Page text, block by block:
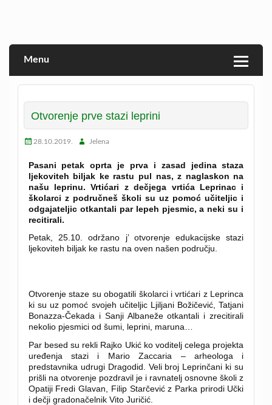
Menu
Otvorenje prve stazi leprini
28.10.2019. Jelena
Pasani petak oprta je prva i zasad jedina staza
ljekoviteh biljak ke rastu pul nas, z naglaskon na
našu leprinu. Vrtićari z dečjega vrtića Leprinac i
školarci z područneš školi su uz pomoć učiteljic i
odgajateljic otkantali par lepeh pjesmic, a neki su i
recitirali.
Petak, 25.10. održano j’ otvorenje edukacijske stazi
ljekoviteh biljak ke rastu na oven našen području.
Otvorenje staze su obogatili školarci i vrtićari z Leprinca
ki su uz pomoć svojeh učiteljic Ljiljani Božičević, Tatjani
Bonazza-Čekada i Sanji Albaneže otkantali i zrecitirali
nekolio pjesmici od šumi, leprini, maruna…
Par besed su rekli Rajko Ukić ko voditelj celega projekta
uređenja stazi i Mario Zaccaria – arheologa i
predstavnika udrugi Dragodid. Veli broj Leprinčani ki su
prišli na otvorenje pozdravil je i ravnatelj osnovne školi z
Opatiji Fredi Glavan, Filip Starčević z Parka prirodi Učki
i dečji gradonačelnik Vito Juričić.